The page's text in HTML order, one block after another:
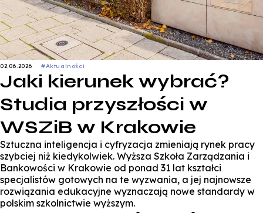
02.06.2026 #Aktualności
Jaki kierunek wybrać?
Studia przyszłości w
WSZiB w Krakowie
Sztuczna inteligencja i cyfryzacja zmieniają rynek pracy
szybciej niż kiedykolwiek. Wyższa Szkoła Zarządzania i
Bankowości w Krakowie od ponad 31 lat kształci
specjalistów gotowych na te wyzwania, a jej najnowsze
rozwiązania edukacyjne wyznaczają nowe standardy w
polskim szkolnictwie wyższym.